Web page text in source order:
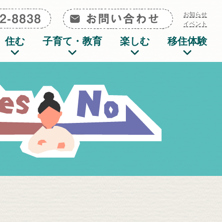
0285-72-8838 お問い合わせ
お知らせ
イベント
住む 子育て・教育 楽しむ 移住体験